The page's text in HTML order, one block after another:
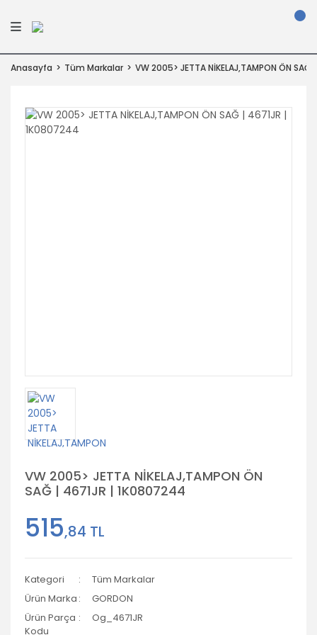
Anasayfa Tüm Markalar VW 2005> JETTA NİKELAJ,TAMPON ÖN
VW 2005> JETTA NİKELAJ,TAMPON ÖN
SAĞ | 4671JR | 1K0807244
515,84 TL
Kategori
Tüm Markalar
Ürün Marka
GORDON
Ürün Parça
Kodu
Og_4671JR